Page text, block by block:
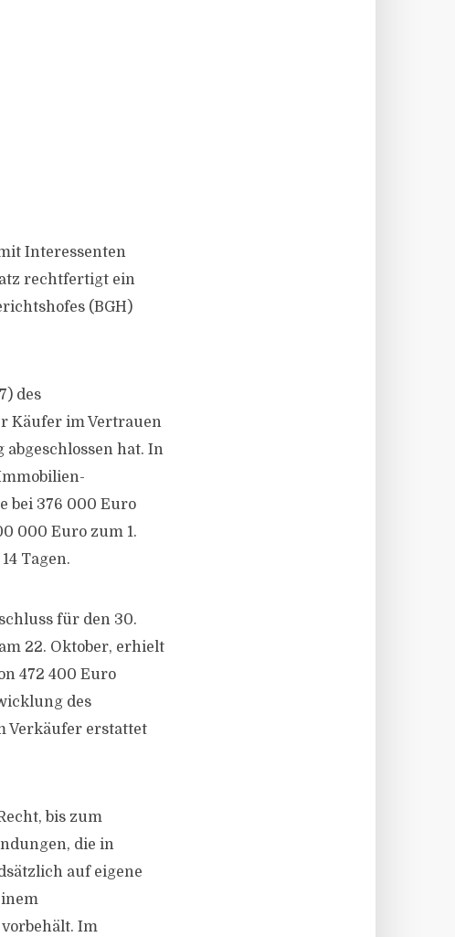
Interessenten
rechtfertigt ein
(BGH)
des
Käufer im Vertrauen
hat. In
bei 376 000 Euro
000 Euro zum 1.
Tagen.
für den 30.
22. Oktober, erhielt
472 400 Euro
des
Verkäufer erstattet
bis zum
die in
auf eigene
Im